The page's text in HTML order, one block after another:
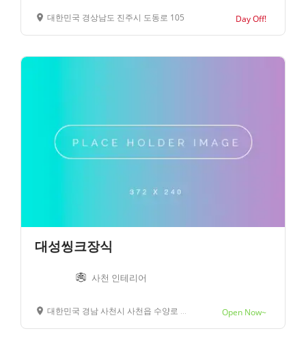
대한민국 경상남도 진주시 도동로 105 Day Off!
대성씽크장식
사천 인테리어
대한민국 경남 사천시 사천읍 수양로 45 Open Now~